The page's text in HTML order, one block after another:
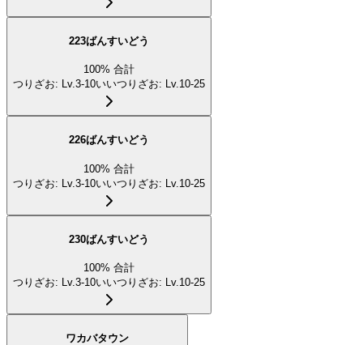
223ばんすいどう
100% 合計
つりざお: Lv.3-10いいつりざお: Lv.10-25
226ばんすいどう
100% 合計
つりざお: Lv.3-10いいつりざお: Lv.10-25
230ばんすいどう
100% 合計
つりざお: Lv.3-10いいつりざお: Lv.10-25
ワカバタウン